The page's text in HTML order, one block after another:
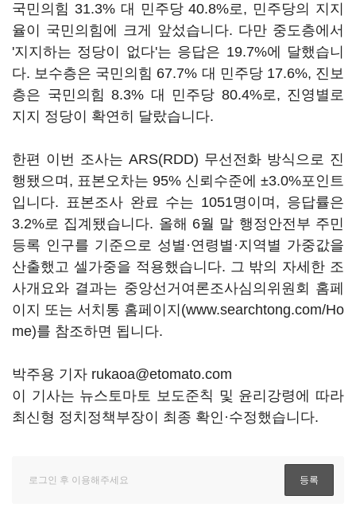
국민의힘 31.3% 대 민주당 40.8%로, 민주당의 지지
율이 국민의힘에 크게 앞섰습니다. 다만 중도층에서
'지지하는 정당이 없다'는 응답은 19.7%에 달했습니
다. 보수층은 국민의힘 67.7% 대 민주당 17.6%, 진보
층은 국민의힘 8.3% 대 민주당 80.4%로, 진영별로
지지 정당이 확연히 달랐습니다.
한편 이번 조사는 ARS(RDD) 무선전화 방식으로 진
행됐으며, 표본오차는 95% 신뢰수준에 ±3.0%포인트
입니다. 표본조사 완료 수는 1051명이며, 응답률은
3.2%로 집계됐습니다. 올해 6월 말 행정안전부 주민
등록 인구를 기준으로 성별·연령별·지역별 가중값을
산출했고 셀가중을 적용했습니다. 그 밖의 자세한 조
사개요와 결과는 중앙선거여론조사심의위원회 홈페
이지 또는 서치통 홈페이지(www.searchtong.com/Ho
me)를 참조하면 됩니다.
박주용 기자 rukaoa@etomato.com
이 기사는 뉴스토마토 보도준칙 및 윤리강령에 따라
최신형 정치정책부장이 최종 확인·수정했습니다.